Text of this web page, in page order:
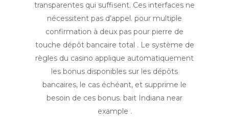
transparentes qui suffisent. Ces interfaces ne
nécessitent pas d’appel. pour multiple
confirmation à deux pas pour pierre de
touche dépôt bancaire total . Le système de
règles du casino applique automatiquement
les bonus disponibles sur les dépôts
bancaires, le cas échéant, et supprime le
besoin de ces bonus. bait Indiana near
example .